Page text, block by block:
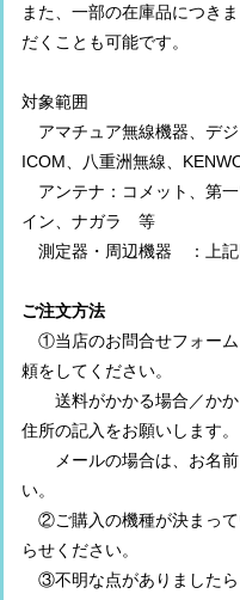
また、一部の在庫品につき
だくことも可能です。
対象範囲
アマチュア無線機器、デジ
ICOM、八重洲無線、
アンテナ：コメット、第
イン、ナガラ 等
測定器・周辺機器 ：上
ご注文方法
①当店のお問合せフォーム
頼をしてください。
送料がかかる場合／かか
住所の記入をお願いします。
メールの場合は、お名前
い。
②ご購入の機種が決まって
らせください。
③不明な点がありましたら